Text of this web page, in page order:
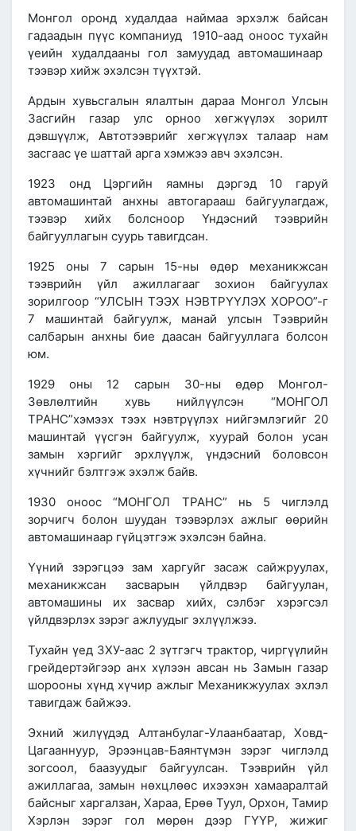
Монгол оронд худалдаа наймаа эрхэлж байсан
гадаадын пүүс компаниуд 1910-аад оноос тухайн
үеийн худалдааны гол замуудад автомашинаар
тээвэр хийж эхэлсэн түүхтэй.
Ардын хувьсгалын ялалтын дараа Монгол Улсын
Засгийн газарулс орноо хөгжүүлэх зорилт
дэвшүүлж, Автотээврийг хөгжүүлэх талаар нам
засгаас үе шаттай арга хэмжээ авч эхэлсэн.
1923 ондЦэргийн яамны дэргэд 10 гаруй
автомашинтай анхны автогарааш байгуулагдаж,
тээвэр хийх болсноор Үндэсний тээврийн
байгууллагын суурь тавигдсан.
1925 оны 7 сарын 15-ны өдөр механикжсан
тээврийн үйл ажиллагааг зохион байгуулах
зорилгоор “УЛСЫН ТЭЭХ НЭВТРҮҮЛЭХ ХОРОО”-г
7 машинтай байгуулж, манай улсын Тээврийн
салбарын анхны бие даасан байгууллага болсон
юм.
1929 оны 12 сарын 30-ны өдөр Монгол-
Зөвлөлтийн хувь нийлүүлсэн “МОНГОЛ
ТРАНС”хэмээх тээх нэвтрүүлэх нийгэмлэгийг 20
машинтай үүсгэн байгуулж, хуурай болон усан
замын хэргийг эрхлүүлж, үндэсний боловсон
хүчнийг бэлтгэж эхэлж байв.
1930 оноос
“МОНГОЛ ТРАНС” нь 5 чиглэлд
зорчигч болон шуудан тээвэрлэх ажлыг өөрийн
автомашинаар гүйцэтгэж эхэлсэн байна.
Үүний зэрэгцээзам харгуйг засаж сайжруулах,
механикжсан засварын үйлдвэр байгуулан,
автомашины их засвар хийх, сэлбэг хэрэгсэл
үйлдвэрлэх зэрэг ажлуудыг эхлүүлжээ.
Тухайн үед ЗХУ-аас 2 зүтгэгч трактор, чиргүүлийн
грейдертэйгээр анх хүлээн авсан нь Замын газар
шорооны хүнд хүчир ажлыг Механикжуулах эхлэл
тавигдаж байжээ.
Эхний жилүүдэд Алтанбулаг-Улаанбаатар, Ховд-
Цагааннуур, Эрээнцав-Баянтүмэн зэрэг чиглэлд
зогсоол, баазуудыг байгуулсан. Тээврийн үйл
ажиллагаа, замын нөхцлөөс ихээхэн хамааралтай
байсныг харгалзан, Хараа, Ерөө Туул, Орхон, Тамир
Хэрлэн зэрэг гол мөрөн дээр ГҮҮР, жижиг